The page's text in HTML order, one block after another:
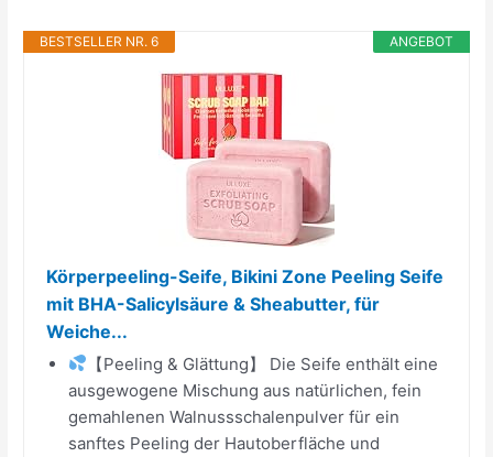
ANGEBOT
BESTSELLER NR. 6
Körperpeeling-Seife, Bikini Zone Peeling Seife
mit BHA-Salicylsäure & Sheabutter, für
Weiche...
【Peeling & Glättung】 Die Seife enthält eine
ausgewogene Mischung aus natürlichen, fein
gemahlenen Walnussschalenpulver für ein
sanftes Peeling der Hautoberfläche und